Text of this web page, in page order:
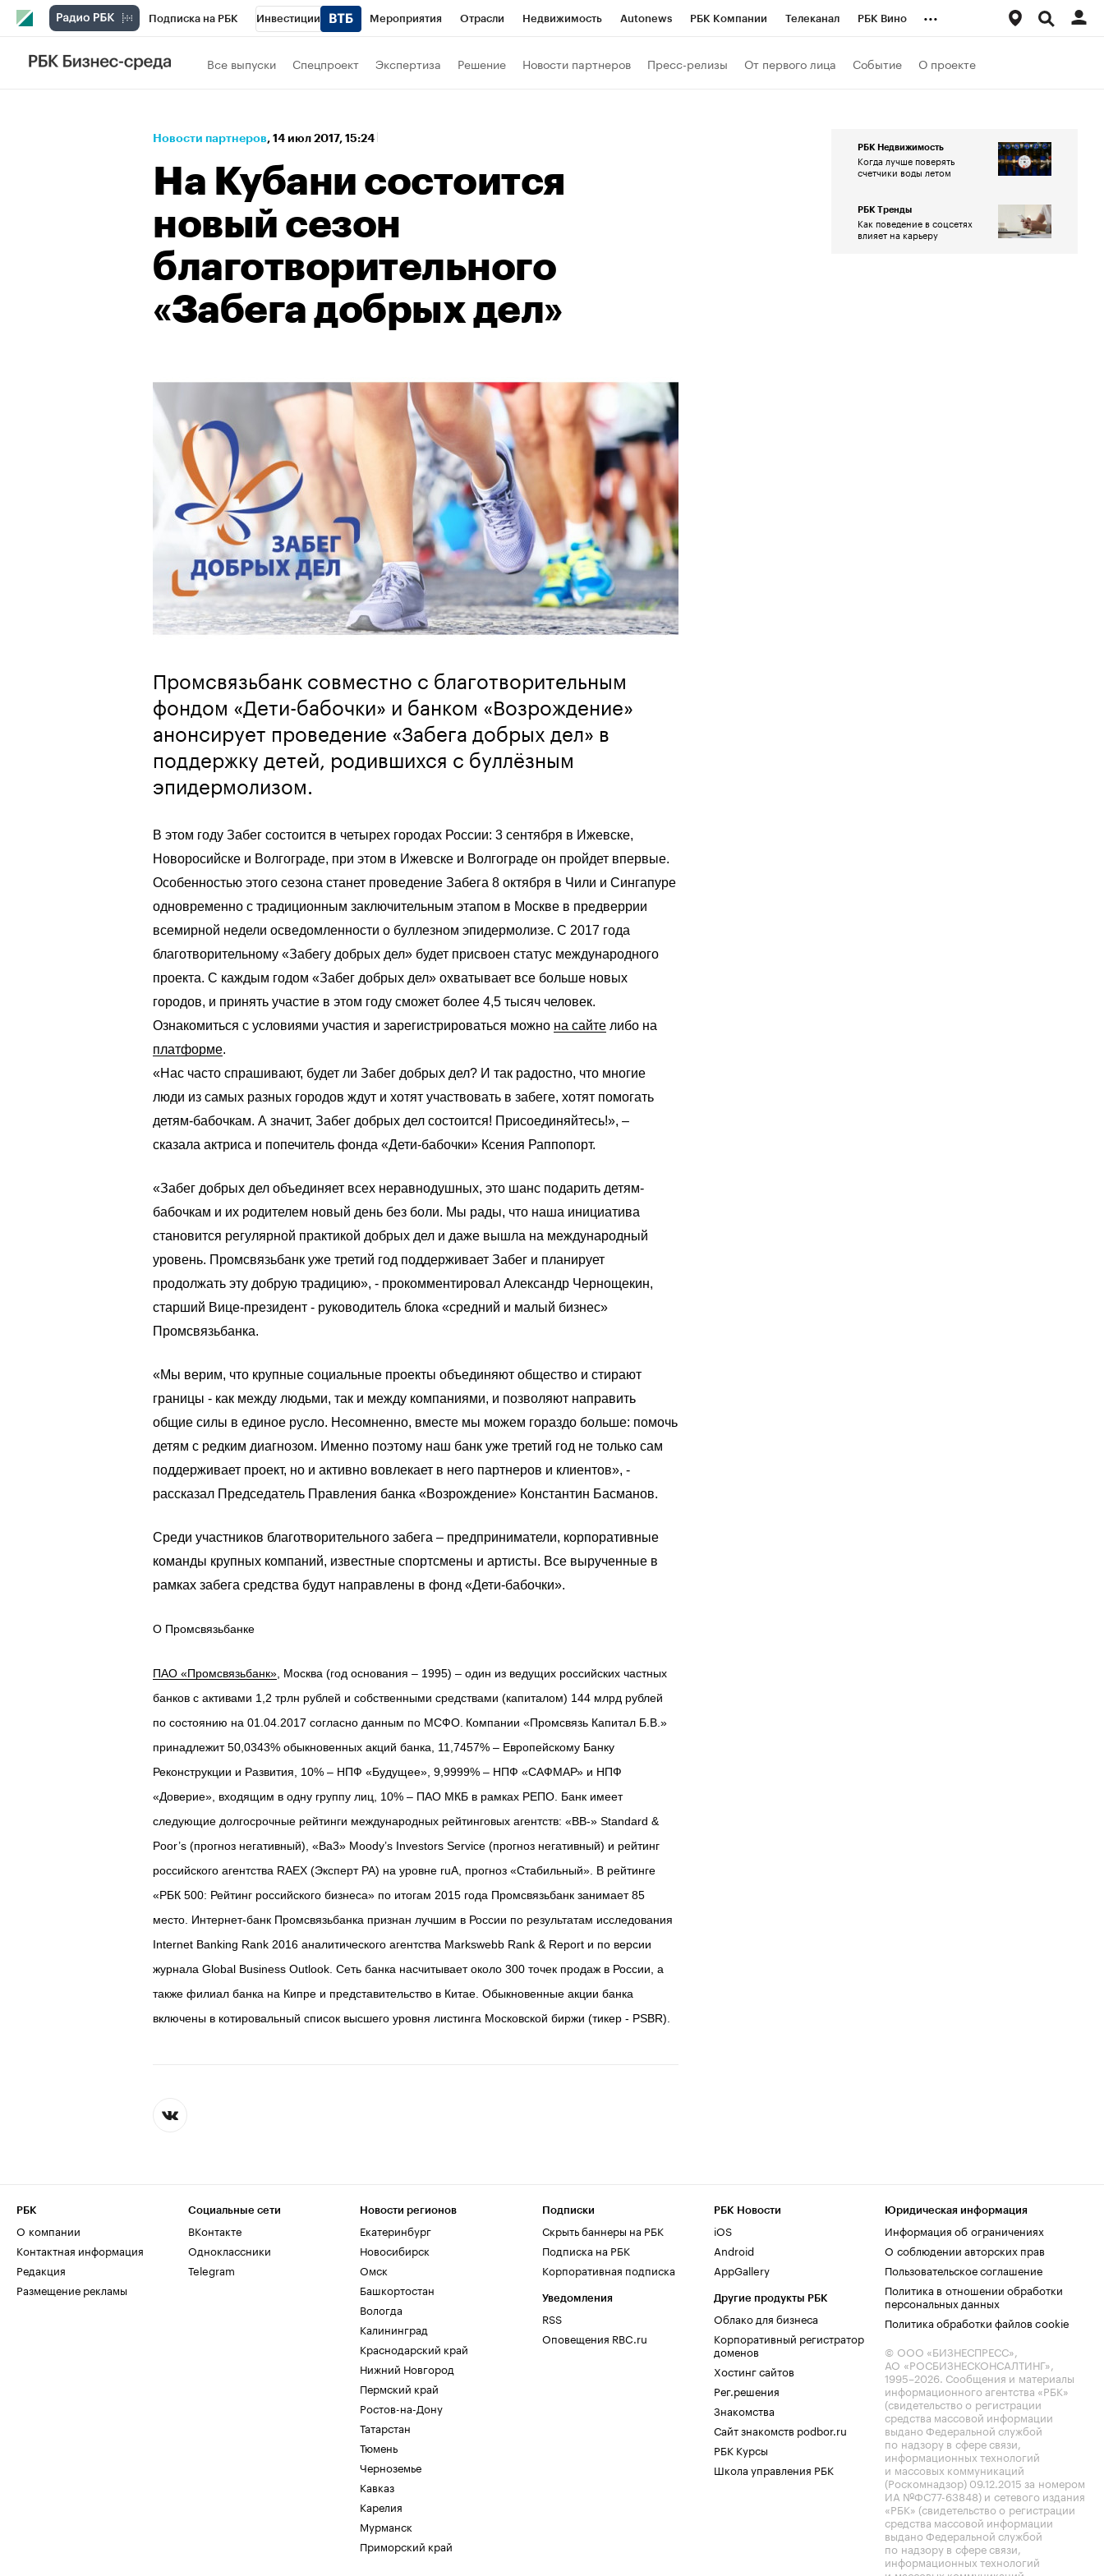
Подписка на РБК Инвестиции Мероприятия Отрасли Недвижимость Autonews РБК Компании Телеканал РБК Вино
Спорт
Технологии и медиа Финансы
...
Все выпуски Спецпроект Экспертиза Решение Новости партнеров Пресс-релизы От первого лица Событие О проекте
Новости партнеров⁠, 14 июл 2017, 15:24
На Кубани состоится
новый сезон
благотворительного
«Забега добрых дел»
Промсвязьбанк совместно с благотворительным
фондом «Дети-бабочки» и банком «Возрождение»
анонсирует проведение «Забега добрых дел» в
поддержку детей, родившихся с буллёзным
эпидермолизом.
В этом году Забег состоится в четырех городах России: 3 сентября в Ижевске,
Новоросийске и Волгограде, при этом в Ижевске и Волгограде он пройдет впервые.
Особенностью этого сезона станет проведение Забега 8 октября в Чили и Сингапуре
одновременно с традиционным заключительным этапом в Москве в предверрии
всемирной недели осведомленности о буллезном эпидермолизе. С 2017 года
благотворительному «Забегу добрых дел» будет присвоен статус международного
проекта. С каждым годом «Забег добрых дел» охватывает все больше новых
городов, и принять участие в этом году сможет более 4,5 тысяч человек.
Ознакомиться с условиями участия и зарегистрироваться можно на сайте либо на
платформе.
«Нас часто спрашивают, будет ли Забег добрых дел? И так радостно, что многие
люди из самых разных городов ждут и хотят участвовать в забеге, хотят помогать
детям-бабочкам. А значит, Забег добрых дел состоится! Присоединяйтесь!», –
сказала актриса и попечитель фонда «Дети-бабочки» Ксения Раппопорт.
«Забег добрых дел объединяет всех неравнодушных, это шанс подарить детям-
бабочкам и их родителем новый день без боли. Мы рады, что наша инициатива
становится регулярной практикой добрых дел и даже вышла на международный
уровень. Промсвязьбанк уже третий год поддерживает Забег и планирует
продолжать эту добрую традицию», - прокомментировал Александр Чернощекин,
старший Вице-президент - руководитель блока «средний и малый бизнес»
Промсвязьбанка.
«Мы верим, что крупные социальные проекты объединяют общество и стирают
границы - как между людьми, так и между компаниями, и позволяют направить
общие силы в единое русло. Несомненно, вместе мы можем гораздо больше: помочь
детям с редким диагнозом. Именно поэтому наш банк уже третий год не только сам
поддерживает проект, но и активно вовлекает в него партнеров и клиентов», -
рассказал Председатель Правления банка «Возрождение» Константин Басманов.
Среди участников благотворительного забега – предприниматели, корпоративные
команды крупных компаний, известные спортсмены и артисты. Все вырученные в
рамках забега средства будут направлены в фонд «Дети-бабочки».
О Промсвязьбанке
ПАО «Промсвязьбанк» , Москва (год основания – 1995) – один из ведущих российских частных
банков с активами 1,2 трлн рублей и собственными средствами (капиталом) 144 млрд рублей
по состоянию на 01.04.2017 согласно данным по МСФО. Компании «Промсвязь Капитал Б.В.»
принадлежит 50,0343% обыкновенных акций банка, 11,7457% – Европейскому Банку
Реконструкции и Развития, 10% – НПФ «Будущее», 9,9999% – НПФ «САФМАР» и НПФ
«Доверие», входящим в одну группу лиц, 10% – ПАО МКБ в рамках РЕПО. Банк имеет
следующие долгосрочные рейтинги международных рейтинговых агентств: «ВВ-» Standard &
Poor’s (прогноз негативный), «Ba3» Moody’s Investors Service (прогноз негативный) и рейтинг
российского агентства RAEX (Эксперт РА) на уровне ruA, прогноз «Стабильный». В рейтинге
«РБК 500: Рейтинг российского бизнеса» по итогам 2015 года Промсвязьбанк занимает 85
место. Интернет-банк Промсвязьбанка признан лучшим в России по результатам исследования
Internet Banking Rank 2016 аналитического агентства Markswebb Rank & Report и по версии
журнала Global Business Outlook. Сеть банка насчитывает около 300 точек продаж в России, а
также филиал банка на Кипре и представительство в Китае. Обыкновенные акции банка
включены в котировальный список высшего уровня листинга Московской биржи (тикер - PSBR).
РБК Недвижимость
Когда лучше поверять
счетчики воды летом
РБК Тренды
Как поведение в соцсетях
влияет на карьеру
РБК
О компании
Контактная информация
Редакция
Размещение рекламы
Социальные сети
ВКонтакте
Одноклассники
Telegram
Новости регионов
Екатеринбург
Новосибирск
Омск
Башкортостан
Вологда
Калининград
Краснодарский край
Нижний Новгород
Пермский край
Ростов-на-Дону
Татарстан
Тюмень
Черноземье
Кавказ
Карелия
Мурманск
Приморский край
Подписки
Скрыть баннеры на РБК
Подписка на РБК
Корпоративная подписка
Уведомления
RSS
Оповещения RBC.ru
РБК Новости
iOS
Android
AppGallery
Другие продукты РБК
Облако для бизнеса
Корпоративный регистратор
доменов
Хостинг сайтов
Рег.решения
Знакомства
Сайт знакомств podbor.ru
РБК Курсы
Школа управления РБК
Юридическая информация
Информация об ограничениях
О соблюдении авторских прав
Пользовательское соглашение
Политика в отношении обработки
персональных данных
Политика обработки файлов cookie
© ООО «БИЗНЕСПРЕСС»,
АО «РОСБИЗНЕСКОНСАЛТИНГ»,
1995–2026. Сообщения и материалы
информационного агентства «РБК»
(свидетельство о регистрации
средства массовой информации
выдано Федеральной службой
по надзору в сфере связи,
информационных технологий
и массовых коммуникаций
(Роскомнадзор) 09.12.2015 за номером
ИА №ФС77-63848) и сетевого издания
«РБК» (свидетельство о регистрации
средства массовой информации
выдано Федеральной службой
по надзору в сфере связи,
информационных технологий